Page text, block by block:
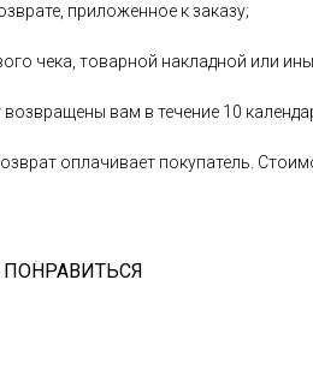
приложенное к заказу;
чека, товарной накладной или
возвращены вам в течение 10
оплачивает покупатель.